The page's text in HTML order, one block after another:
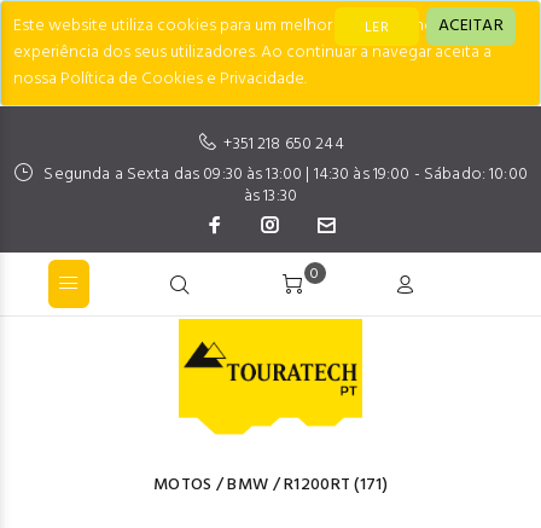
Este website utiliza cookies para um melhor desempenho e
experiência dos seus utilizadores. Ao continuar a navegar aceita a
nossa Política de Cookies e Privacidade.
LER ACEITAR
+351 218 650 244
Segunda a Sexta das 09:30 às 13:00 | 14:30 às 19:00 - Sábado: 10:00
às 13:30
0
MOTOS /BMW/R1200RT(171)